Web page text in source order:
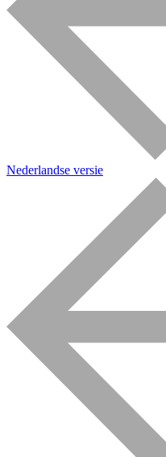
Nederlandse versie